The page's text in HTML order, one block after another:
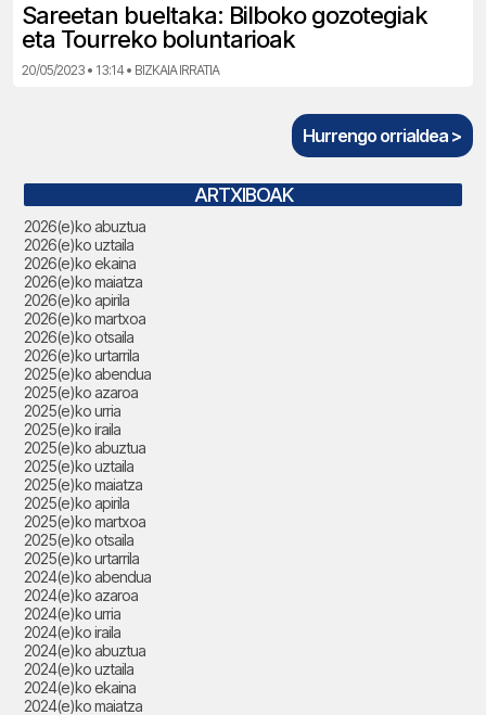
Sareetan bueltaka: Bilboko gozotegiak
eta Tourreko boluntarioak
20/05/2023 • 13:14 • BIZKAIA IRRATIA
Hurrengo orrialdea >
ARTXIBOAK
2026(e)ko abuztua
2026(e)ko uztaila
2026(e)ko ekaina
2026(e)ko maiatza
2026(e)ko apirila
2026(e)ko martxoa
2026(e)ko otsaila
2026(e)ko urtarrila
2025(e)ko abendua
2025(e)ko azaroa
2025(e)ko urria
2025(e)ko iraila
2025(e)ko abuztua
2025(e)ko uztaila
2025(e)ko maiatza
2025(e)ko apirila
2025(e)ko martxoa
2025(e)ko otsaila
2025(e)ko urtarrila
2024(e)ko abendua
2024(e)ko azaroa
2024(e)ko urria
2024(e)ko iraila
2024(e)ko abuztua
2024(e)ko uztaila
2024(e)ko ekaina
2024(e)ko maiatza